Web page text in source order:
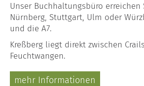
Unser Buchhaltungsbüro erreichen
Nürnberg, Stuttgart, Ulm oder
und die A7.
Kreßberg liegt direkt zwischen
Feuchtwangen.
mehr Informationen